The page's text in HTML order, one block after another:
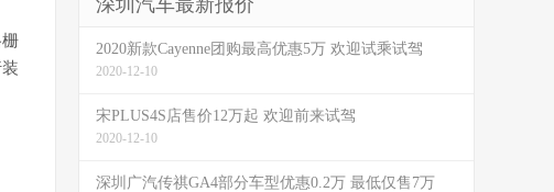
深圳汽车最新报价
2020新款Cayenne团购最高优惠5万 欢迎试乘试驾
2020-12-10
宋PLUS4S店售价12万起 欢迎前来试驾
2020-12-10
深圳广汽传祺GA4部分车型优惠0.2万 最低仅售7万